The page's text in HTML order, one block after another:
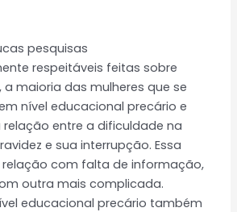
pesquisas
respeitáveis feitas sobre
a maioria das mulheres que se
nível educacional precário e
entre a dificuldade na
e sua interrupção. Essa
com falta de informação,
outra mais complicada.
educacional precário também